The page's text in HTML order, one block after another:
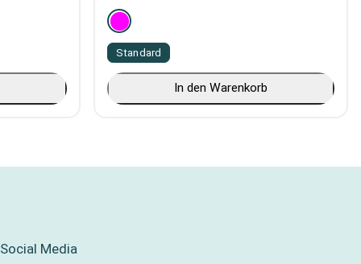
Standard
In den Warenkorb
Social Media